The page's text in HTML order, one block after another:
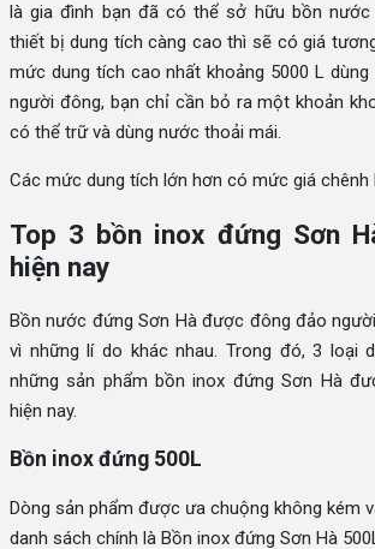
là gia đình bạn đã có thể sở hữu bồn nước
thiết bị dung tích càng cao thì sẽ có giá
mức dung tích cao nhất khoảng 5000 L
người đông, bạn chỉ cần bỏ ra một khoản
có thể trữ và dùng nước thoải mái.
Các mức dung tích lớn hơn có mức giá chênh
Top 3 bồn inox đứng Sơn
hiện nay
Bồn nước đứng Sơn Hà được đông đảo
vì những lí do khác nhau. Trong đó, 3 loại
những sản phẩm bồn inox đứng Sơn Hà
hiện nay.
Bồn inox đứng 500L
Dòng sản phẩm được ưa chuộng không kém
danh sách chính là Bồn inox đứng Sơn Hà